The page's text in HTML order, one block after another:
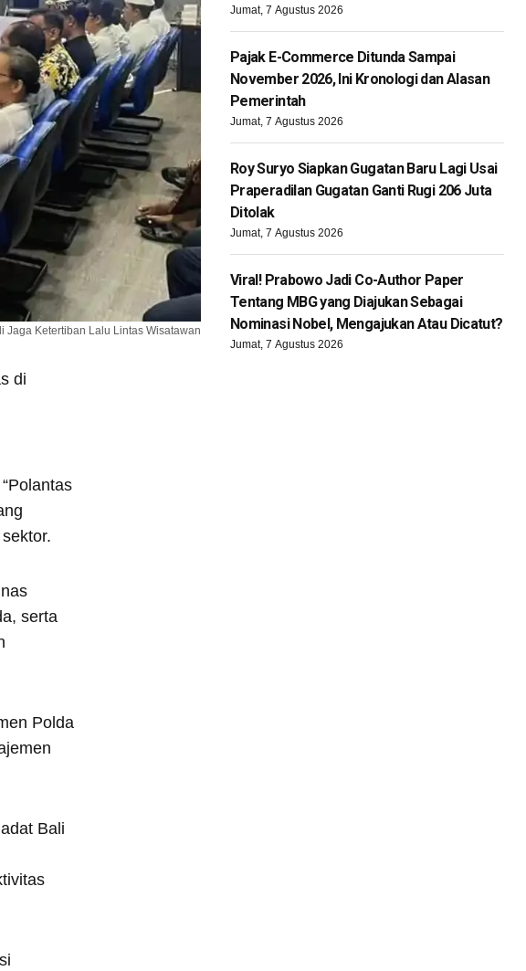
Jaga Ketertiban Lalu Lintas Wisatawan
di
serta
Polda
Bali
Jumat, 7 Agustus 2026
Pajak E-Commerce Ditunda Sampai
November 2026, Ini Kronologi dan Alasan
Pemerintah
Jumat, 7 Agustus 2026
Roy Suryo Siapkan Gugatan Baru Lagi Usai
Praperadilan Gugatan Ganti Rugi 206 Juta
Ditolak
Jumat, 7 Agustus 2026
Viral! Prabowo Jadi Co-Author Paper
Tentang MBG yang Diajukan Sebagai
Nominasi Nobel, Mengajukan Atau Dicatut?
Jumat, 7 Agustus 2026